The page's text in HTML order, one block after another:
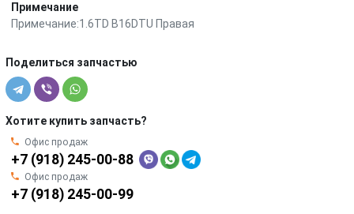
Примечание
Примечание:1.6TD B16DTU Правая
Поделиться запчастью
Хотите купить запчасть?
Офис продаж
+7 (918) 245-00-88
Офис продаж
+7 (918) 245-00-99